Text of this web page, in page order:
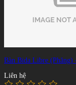
Bàn Bida Libre (Phăng)
Liên hệ